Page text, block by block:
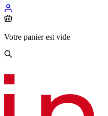
Votre panier est vide